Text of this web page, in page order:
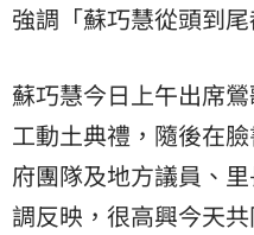
強調「蘇巧慧從頭到尾
蘇巧慧今日上午出席
工動土典禮，隨後在
府團隊及地方議員、
調反映，很高興今天